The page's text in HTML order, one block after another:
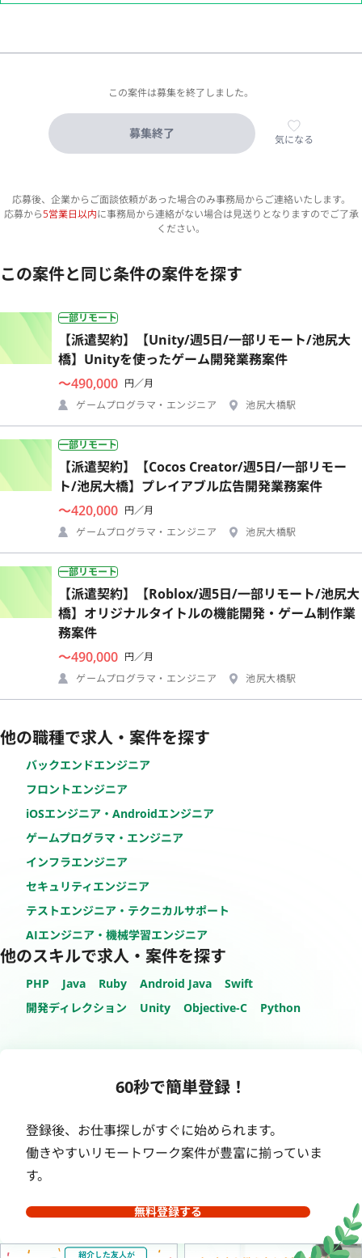
この案件は募集を終了しました。
募集終了 気になる
応募後、企業からご面談依頼があった場合のみ事務局からご連絡いたします。
応募から5営業日以内に事務局から連絡がない場合は見送りとなりますのでご了承
ください。
この案件と同じ条件の案件を探す
一部リモート
【派遣契約】【Unity/週5日/一部リモート/池尻大
橋】Unityを使ったゲーム開発業務案件
〜490,000 円／月
ゲームプログラマ・エンジニア
池尻大橋駅
一部リモート
【派遣契約】【Cocos Creator/週5日/一部リモー
ト/池尻大橋】プレイアブル広告開発業務案件
〜420,000 円／月
ゲームプログラマ・エンジニア
池尻大橋駅
一部リモート
【派遣契約】【Roblox/週5日/一部リモート/池尻大
橋】オリジナルタイトルの機能開発・ゲーム制作業
務案件
〜490,000 円／月
ゲームプログラマ・エンジニア
池尻大橋駅
他の職種で求人・案件を探す
バックエンドエンジニア
フロントエンジニア
iOSエンジニア・Androidエンジニア
ゲームプログラマ・エンジニア
インフラエンジニア
セキュリティエンジニア
テストエンジニア・テクニカルサポート
AIエンジニア・機械学習エンジニア
他のスキルで求人・案件を探す
PHP Java Ruby Android Java
Swift
開発ディレクション
Unity Objective-C Python
60秒で簡単登録！
登録後、お仕事探しがすぐに始められます。
働きやすいリモートワーク案件が豊富に揃っていま
す。
無料登録する